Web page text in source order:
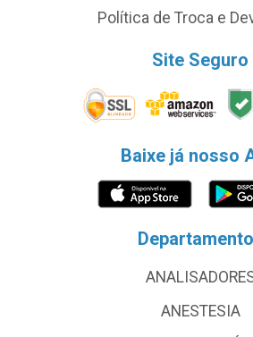
Política de Troca e
Site Seguro
Baixe já nosso
ANESTESIA